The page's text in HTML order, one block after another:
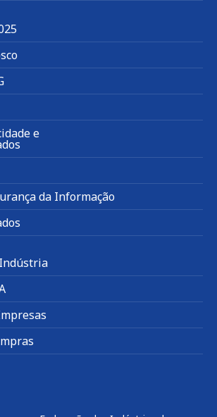
e
da Informação